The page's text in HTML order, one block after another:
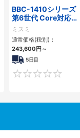
0
BBC-1410シリーズ
第6世代 Core対応フ
ロアマウントFAPC
3PCI・3PCIe
ミスミ
通常価格(税別)：
243,600円～
5日目